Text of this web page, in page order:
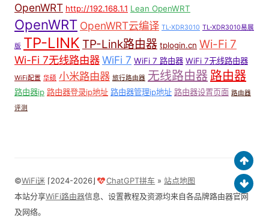
OpenWRT http://192.168.1.1 Lean OpenWRT
OpenWRT OpenWRT云编译 TL-XDR3010 TL-XDR3010易展
版 TP-LINK TP-Link路由器 tplogin.cn Wi-Fi 7
Wi-Fi 7无线路由器WiFi 7 WiFi 7 路由器 WiFi 7无线路由器
WiFi配置 华硕 小米路由器 旅行路由器 无线路由器路由器
路由器ip 路由器登录ip地址 路由器管理ip地址 路由器设置页面 路由器
评测
©WiFi迷 ⌈2024-2026⌋ ChatGPT拼车 »站点地图
本站分享WiFi路由器信息、设置教程及资源均来自各品牌路由器官网
及网络。